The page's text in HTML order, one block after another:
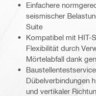
Einfachere
seismischer
Suite
Kompatibel mit HIT-
Flexibilität durch
Mörtelabfall dank
Dübelverbindungen
und vertikaler